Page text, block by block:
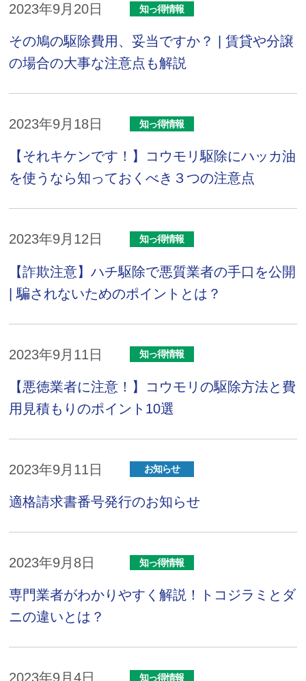
2023年9月20日 知っ得情報
その鳩の駆除費用、妥当ですか？ | 賃貸や分譲
の場合の大事な注意点も解説
2023年9月18日 知っ得情報
【それキケンです！】コウモリ駆除にハッカ油
を使うなら知っておくべき３つの注意点
2023年9月12日 知っ得情報
【詐欺注意】ハチ駆除で悪質業者の手口を公開
| 騙されないためのポイントとは？
2023年9月11日 知っ得情報
【悪徳業者に注意！】コウモリの駆除方法と費
用見積もりのポイント10選
2023年9月11日 お知らせ
適格請求書番号発行のお知らせ
2023年9月8日 知っ得情報
専門業者がわかりやすく解説！トコジラミとダ
ニの違いとは？
2023年9月4日 知っ得情報